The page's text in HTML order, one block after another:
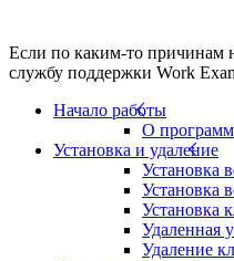
Если по каким-то причинам
службу поддержки Work
Начало работы
О
Установка и удаление
Установка
Установка
Установка
Удаленная
Удаление